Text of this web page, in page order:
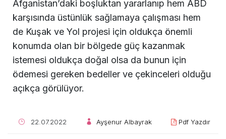
Afganistan’daki boşluktan yararlanıp hem ABD
karşısında üstünlük sağlamaya çalışması hem
de Kuşak ve Yol projesi için oldukça önemli
konumda olan bir bölgede güç kazanmak
istemesi oldukça doğal olsa da bunun için
ödemesi gereken bedeller ve çekinceleri olduğu
açıkça görülüyor.
22.07.2022 Ayşenur Albayrak Pdf Yazdır